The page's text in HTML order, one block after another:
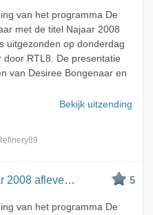
van het programma De
met de titel Najaar 2008
uitgezonden op donderdag
door RTL8. De presentatie
van Desiree Bongenaar en
Bekijk uitzending
aflevering 8 5
van het programma De